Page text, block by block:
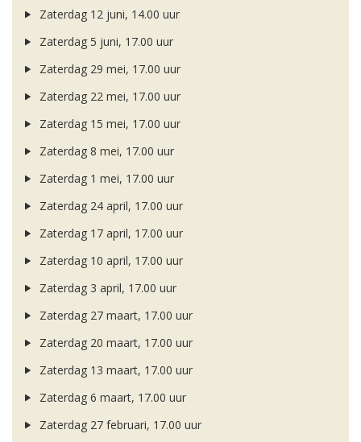
Zaterdag 12 juni, 14.00 uur
Zaterdag 5 juni, 17.00 uur
Zaterdag 29 mei, 17.00 uur
Zaterdag 22 mei, 17.00 uur
Zaterdag 15 mei, 17.00 uur
Zaterdag 8 mei, 17.00 uur
Zaterdag 1 mei, 17.00 uur
Zaterdag 24 april, 17.00 uur
Zaterdag 17 april, 17.00 uur
Zaterdag 10 april, 17.00 uur
Zaterdag 3 april, 17.00 uur
Zaterdag 27 maart, 17.00 uur
Zaterdag 20 maart, 17.00 uur
Zaterdag 13 maart, 17.00 uur
Zaterdag 6 maart, 17.00 uur
Zaterdag 27 februari, 17.00 uur